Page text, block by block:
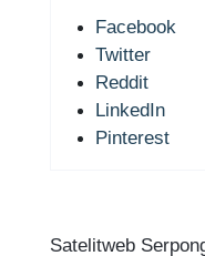
Facebook
Twitter
Reddit
LinkedIn
Pinterest
Satelitweb